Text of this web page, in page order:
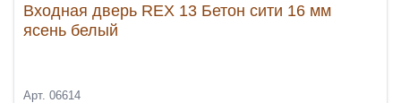
Входная дверь REX 13 Бетон сити 16 мм
ясень белый
Арт. 06614